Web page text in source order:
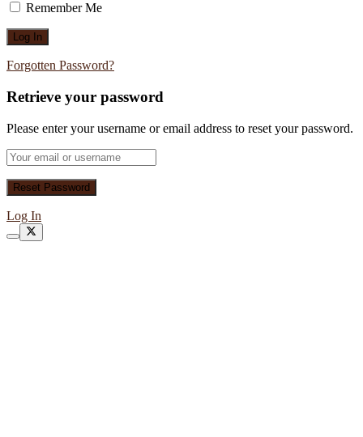
Remember Me
Forgotten Password?
Retrieve your password
Please enter your username or email address to reset your password.
Log In